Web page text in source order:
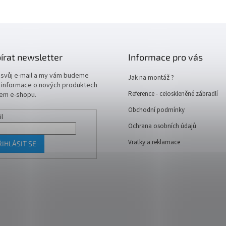
newsletter
e-mail a my vám budeme
o nových produktech
e-shopu.
SE
Informace pro vás
Jak na montáž ?
Reference - celoskleněné zábradlí
Obchodní podmínky
Ochrana osobních údajů
Vratky a reklamace